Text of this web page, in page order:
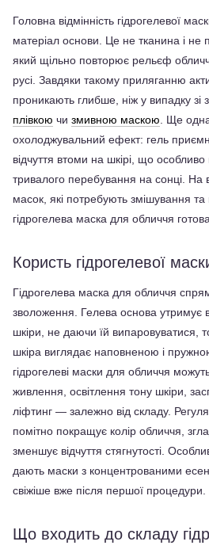
Головна відмінність гідрогелевої
матеріал основи. Це не тканина і не
який щільно повторює рельєф
русі. Завдяки такому приляганню
проникають глибше, ніж у випадку зі
плівкою чи змивною маскою . Ще
охолоджувальний ефект: гель
відчуття втоми на шкірі, що особливо
тривалого перебування на сонці. На
масок, які потребують змішування
гідрогелева маска для обличчя
Користь гідрогелевої
Гідрогелева маска для обличчя
зволоження. Гелева основа утримує
шкіри, не даючи їй випаровуватися,
шкіра виглядає наповненою і
гідрогелеві маски для обличчя
живлення, освітлення тону шкіри,
ліфтинг — залежно від складу.
помітно покращує колір обличчя,
зменшує відчуття стягнутості.
дають маски з концентрованими
свіжіше вже після першої процедури.
Що входить до складу